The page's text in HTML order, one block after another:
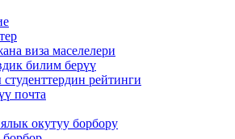
виза маселелери
билим берүү
рейтинги
почта
окутуу борбору